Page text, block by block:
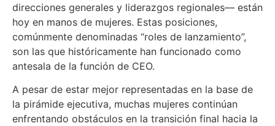
direcciones generales y liderazgos regionales— están
hoy en manos de mujeres. Estas posiciones,
comúnmente denominadas “roles de lanzamiento”,
son las que históricamente han funcionado como
antesala de la función de CEO.
A pesar de estar mejor representadas en la base de
la pirámide ejecutiva, muchas mujeres continúan
enfrentando obstáculos en la transición final hacia la